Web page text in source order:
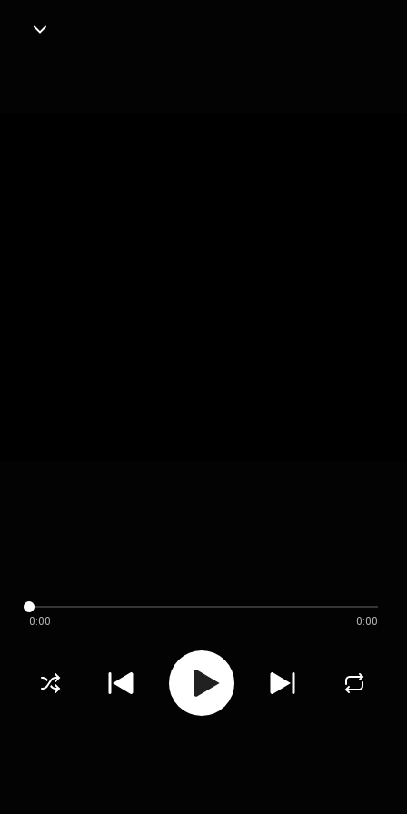
0:00 0:00